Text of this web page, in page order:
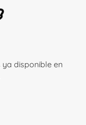
disponible en